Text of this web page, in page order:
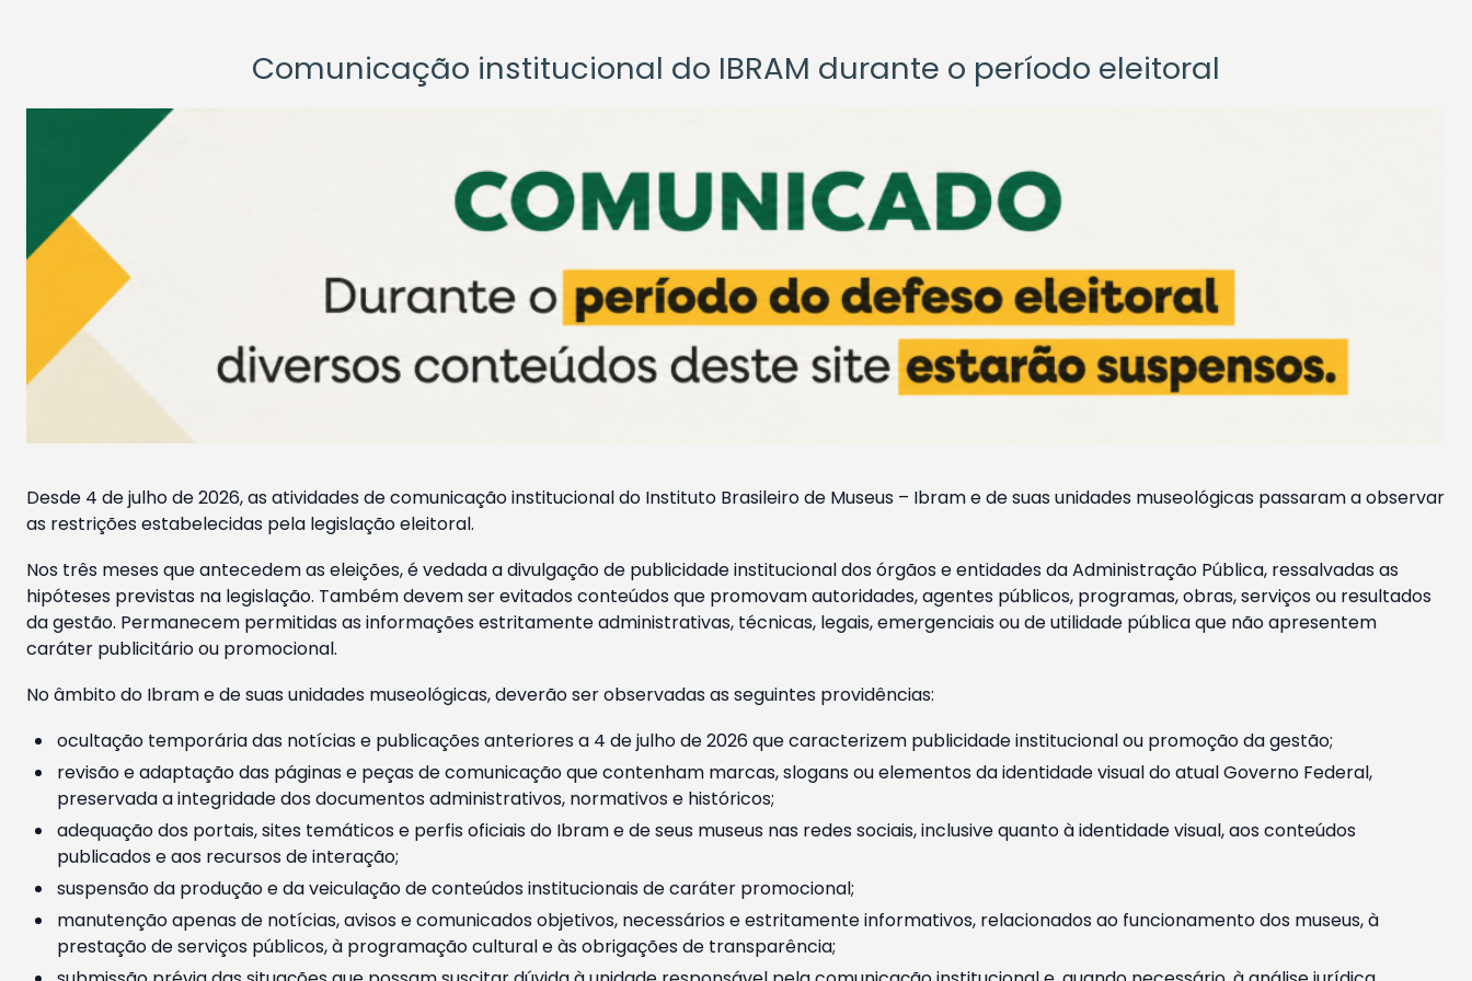
Comunicação institucional do IBRAM durante o período eleitoral
Desde 4 de julho de 2026, as atividades de comunicação institucional do Instituto Brasileiro de Museus – Ibram e de suas unidades museológicas passaram a observar
as restrições estabelecidas pela legislação eleitoral.
Nos três meses que antecedem as eleições, é vedada a divulgação de publicidade institucional dos órgãos e entidades da Administração Pública, ressalvadas as
hipóteses previstas na legislação. Também devem ser evitados conteúdos que promovam autoridades, agentes públicos, programas, obras, serviços ou resultados
da gestão. Permanecem permitidas as informações estritamente administrativas, técnicas, legais, emergenciais ou de utilidade pública que não apresentem
caráter publicitário ou promocional.
No âmbito do Ibram e de suas unidades museológicas, deverão ser observadas as seguintes providências:
ocultação temporária das notícias e publicações anteriores a 4 de julho de 2026 que caracterizem publicidade institucional ou promoção da gestão;
revisão e adaptação das páginas e peças de comunicação que contenham marcas, slogans ou elementos da identidade visual do atual Governo Federal,
preservada a integridade dos documentos administrativos, normativos e históricos;
adequação dos portais, sites temáticos e perfis oficiais do Ibram e de seus museus nas redes sociais, inclusive quanto à identidade visual, aos conteúdos
publicados e aos recursos de interação;
suspensão da produção e da veiculação de conteúdos institucionais de caráter promocional;
manutenção apenas de notícias, avisos e comunicados objetivos, necessários e estritamente informativos, relacionados ao funcionamento dos museus, à
prestação de serviços públicos, à programação cultural e às obrigações de transparência;